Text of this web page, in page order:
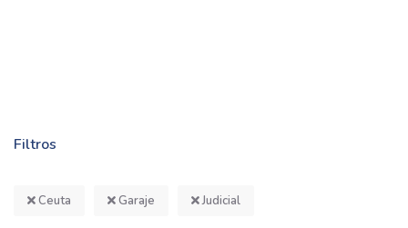
Filtros
Ceuta Garaje Judicial